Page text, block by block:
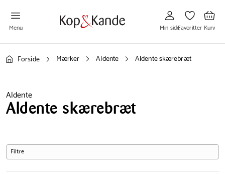
Menu
til
Min
side
Min side
til
Favoritter
Favoritter
til
Kurv
Kurv
Forside Mærker Aldente Aldente skærebræt
Aldente
Aldente skærebræt
Filtre